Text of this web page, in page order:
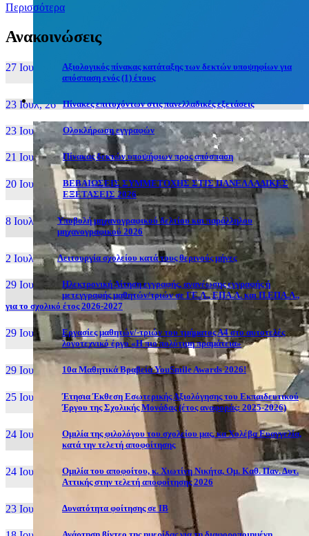
Περισσότερα
Ανακοινώσεις
27 Ιουν, 26
Αξιολογικός πίνακας κατάταξης των δεκτών υποψηφίων για
απόσπαση ενός (1) έτους
23 Ιουλ, 26 Πίνακες επιτυχόντων στις πανελλαδικές εξετάσεις
23 Ιουλ, 26 Ολοκλήρωση εγγραφών
21 Ιουλ, 26 Πίνακας δεκτών υποψήφιων προς απόσπαση
20 Ιουλ, 26
ΒΕΒΑΙΩΣΕΙΣ ΣΥΜΜΕΤΟΧΗΣ ΣΤΙΣ ΠΑΝΕΛΛΑΔΙΚΕΣ
ΕΞΕΤΑΣΕΙΣ 2026
8 Ιουλ, 26
Υποβολή μηχανογραφικού δελτίου και παράλληλου
μηχανογραφικού 2026
2 Ιουλ, 26 Λειτουργία σχολείου κατά τους θερινούς μήνες
29 Ιουν, 26
Ηλεκτρονική Αίτηση εγγραφής, ανανέωσης εγγραφής ή
μετεγγραφής μαθητών/τριών σε ΓΕ.Λ., ΕΠΑ.Λ. και Π.ΕΠΑ.Λ.,
για το σχολικό έτος 2026-2027
29 Ιουν, 26
Εργασίες μαθητών/-τριών του τμήματος Α4 στο αυτοτελές
λογοτεχνικό έργο «Η πιο πολύτιμη πραμάτεια»
29 Ιουν, 26 10α Μαθητικά Βραβεία YouSmile Awards 2026!
25 Ιουν, 26
Έτησια Έκθεση Εσωτερικής Αξιολόγησης του Εκπαιδευτικού
Έργου της Σχολικής Μονάδας (έτος αναφοράς: 2025-2026)
24 Ιουν, 26
Ομιλία της φιλολόγου του σχολείου μας, κα Χολέβα Ευαγγελία,
κατά την τελετή αποφοίτησης
24 Ιουν, 26
Ομιλία του αποφοίτου, κ. Χιωτίνη Νικήτα, Ομ. Καθ. Παν. Δυτ.
Αττικής στην τελετή αποφοίτησης 2026
23 Ιουν, 26 Δυνατότητα φοίτησης σε ΙΒ